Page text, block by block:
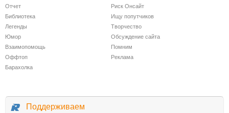
Отчет
Риск Онсайт
Библиотека
Ищу попутчиков
Легенды
Творчество
Юмор
Обсуждение сайта
Взаимопомощь
Помним
Оффтоп
Реклама
Барахолка
Поддерживаем